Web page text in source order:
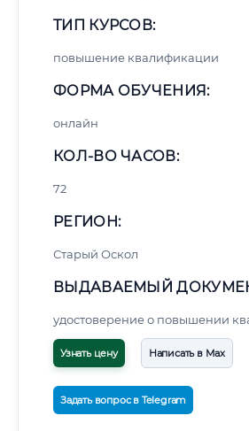
ТИП КУРСОВ:
повышение квалификации
ФОРМА ОБУЧЕНИЯ:
онлайн
КОЛ-ВО ЧАСОВ:
72
РЕГИОН:
Старый Оскол
ВЫДАВАЕМЫЙ
удостоверение о повышении
Узнать цену Написать в Max
Задать вопрос в Telegram